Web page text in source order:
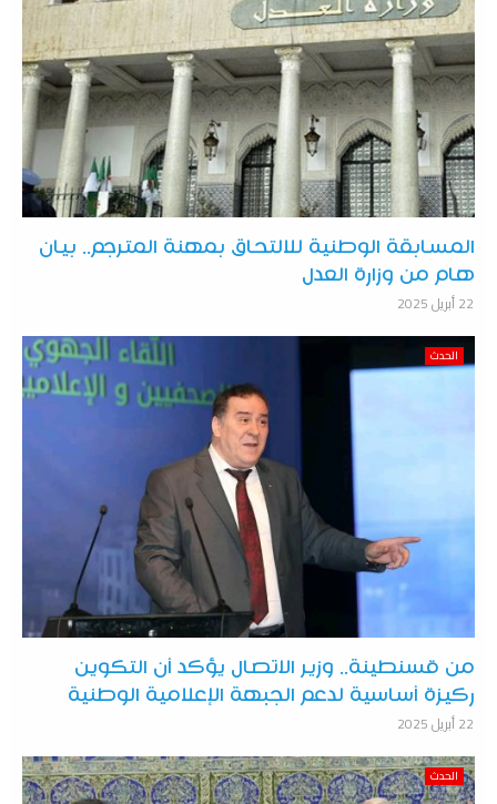
المسابقة الوطنية للالتحاق بمهنة المترجم.. بيان
هام من وزارة العدل
22 أبريل 2025
الحدث
من قسنطينة.. وزير الاتصال يؤكد أن التكوين
ركيزة أساسية لدعم الجبهة الإعلامية الوطنية
22 أبريل 2025
الحدث